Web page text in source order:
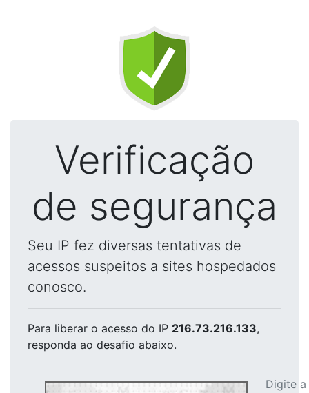
Verificação
de segurança
Seu IP fez diversas tentativas de
acessos suspeitos a sites hospedados
conosco.
Para liberar o acesso do IP 216.73.216.133,
responda ao desafio abaixo.
Digite